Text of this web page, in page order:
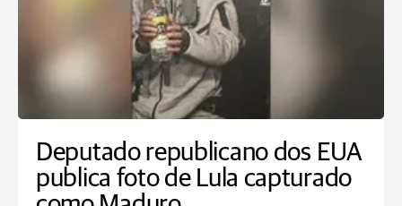
Deputado republicano dos EUA
publica foto de Lula capturado